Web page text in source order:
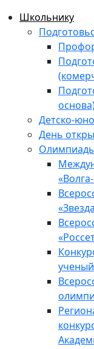
Школьнику
Детско-
День